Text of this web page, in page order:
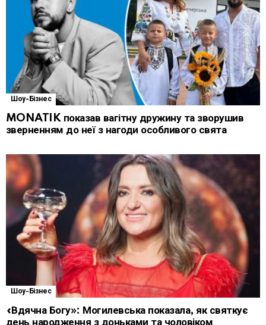
Шоу-Бізнес
MONATIK показав вагітну дружину та зворушив
зверненням до неї з нагоди особливого свята
Шоу-Бізнес
«Вдячна Богу»: Могилевська показала, як святкує
день народження з доньками та чоловіком